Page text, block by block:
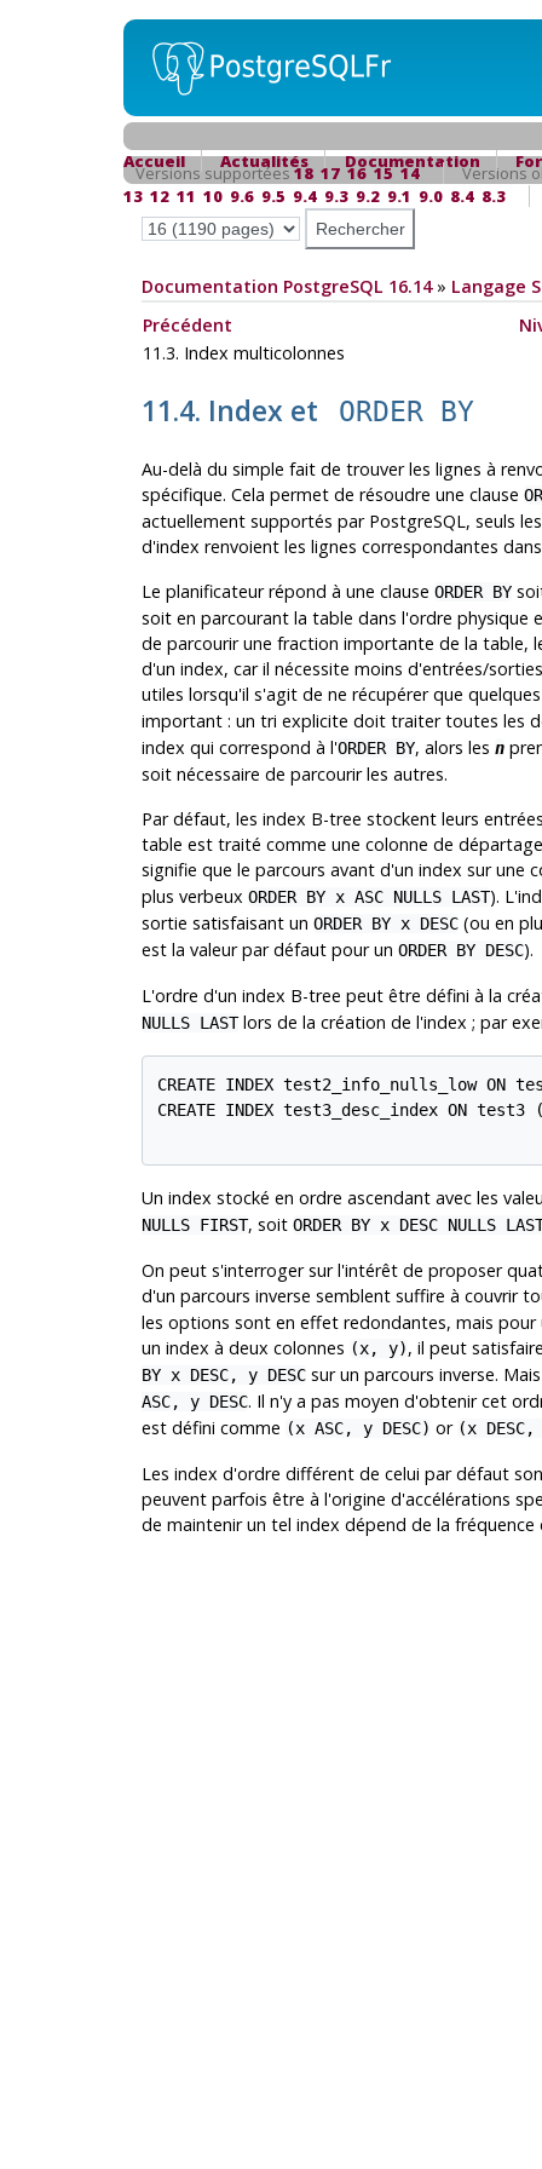
Accueil Actualités Documentation
Versions supportées18 17 16 15 14
Versions
13 12 11 10 9.6 9.5 9.4 9.3 9.2 9.1 9.0 8.4 8.3
Documentation PostgreSQL 16.14» Langage
Précédent
11.3. Index multicolonnes
11.4. Index et ORDER BY
Au-delà du simple fait de trouver les lignes à
spécifique. Cela permet de résoudre une clause
actuellement supportés par PostgreSQL, seuls
d'index renvoient les lignes correspondantes
Le planificateur répond à une clause ORDER BY
soit en parcourant la table dans l'ordre physique
de parcourir une fraction importante de la table,
d'un index, car il nécessite moins d'entrées/
utiles lorsqu'il s'agit de ne récupérer que
important : un tri explicite doit traiter toutes les
index qui correspond à l'ORDER BY, alors les n
soit nécessaire de parcourir les autres.
Par défaut, les index B-tree stockent leurs
table est traité comme une colonne de
signifie que le parcours avant d'un index sur une
plus verbeux ORDER BY x ASC NULLS LAST).
sortie satisfaisant un ORDER BY x DESC(ou en
est la valeur par défaut pour un ORDER BY DESC).
L'ordre d'un index B-tree peut être défini à la
NULLS LASTlors de la création de l'index ; par
CREATE INDEX test2_info_nulls_low ON
CREATE INDEX test3_desc_index ON test3
Un index stocké en ordre ascendant avec les
NULLS FIRST, soit ORDER BY x DESC NULLS
On peut s'interroger sur l'intérêt de proposer
d'un parcours inverse semblent suffire à couvrir
les options sont en effet redondantes, mais pour
un index à deux colonnes (x, y), il peut
BY x DESC, y DESCsur un parcours inverse.
ASC, y DESC. Il n'y a pas moyen d'obtenir cet
est défini comme (x ASC, y DESC) or (x
Les index d'ordre différent de celui par défaut
peuvent parfois être à l'origine d'accélérations
de maintenir un tel index dépend de la